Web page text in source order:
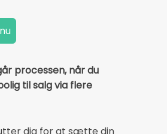
processen, når du
til salg via flere
dig for at sætte din